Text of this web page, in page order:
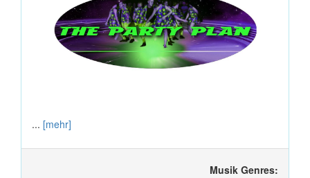
... [mehr]
Musik Genres: